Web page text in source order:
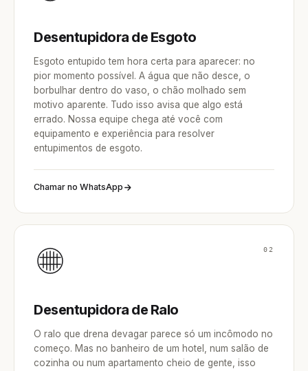
Desentupidora de Esgoto
Esgoto entupido tem hora certa para aparecer: no
pior momento possível. A água que não desce, o
borbulhar dentro do vaso, o chão molhado sem
motivo aparente. Tudo isso avisa que algo está
errado. Nossa equipe chega até você com
equipamento e experiência para resolver
entupimentos de esgoto.
Chamar no WhatsApp
02
Desentupidora de Ralo
O ralo que drena devagar parece só um incômodo no
começo. Mas no banheiro de um hotel, num salão de
cozinha ou num apartamento cheio de gente, isso